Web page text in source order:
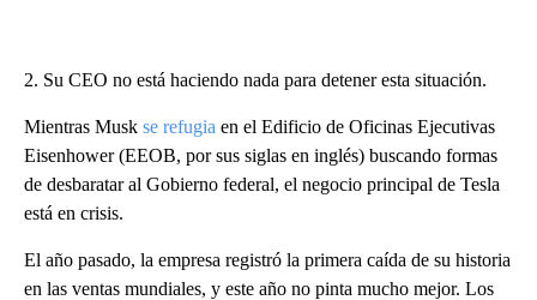
2. Su CEO no está haciendo nada para detener esta situación.
Mientras Musk se refugia en el Edificio de Oficinas Ejecutivas
Eisenhower (EEOB, por sus siglas en inglés) buscando formas
de desbaratar al Gobierno federal, el negocio principal de Tesla
está en crisis.
El año pasado, la empresa registró la primera caída de su historia
en las ventas mundiales, y este año no pinta mucho mejor. Los